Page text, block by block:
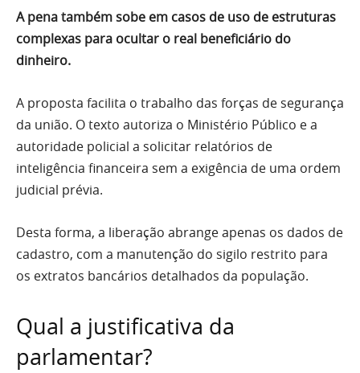
A pena também sobe em casos de uso de estruturas
complexas para ocultar o real beneficiário do
dinheiro.
A proposta facilita o trabalho das forças de segurança
da união. O texto autoriza o Ministério Público e a
autoridade policial a solicitar relatórios de
inteligência financeira sem a exigência de uma ordem
judicial prévia.
Desta forma, a liberação abrange apenas os dados de
cadastro, com a manutenção do sigilo restrito para
os extratos bancários detalhados da população.
Qual a justificativa da
parlamentar?